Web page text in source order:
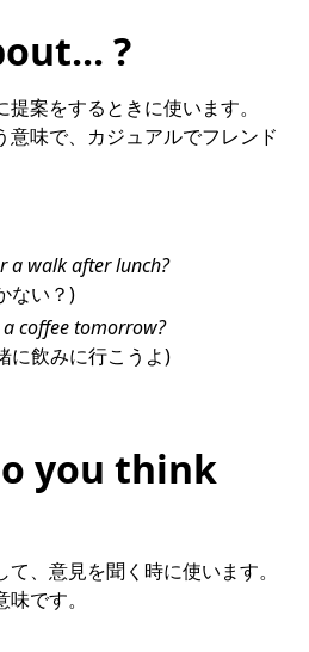
?
案をするときに使います。
意味で、カジュアルでフレンド
a walk after lunch?
ない？)
coffee tomorrow?
に飲みに行こうよ)
you think
、意見を聞く時に使います。
です。